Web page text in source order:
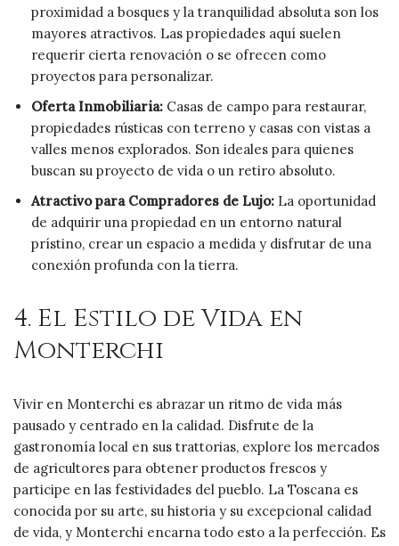
proximidad a bosques y la tranquilidad absoluta son los
mayores atractivos. Las propiedades aquí suelen
requerir cierta renovación o se ofrecen como
proyectos para personalizar.
Oferta Inmobiliaria: Casas de campo para restaurar,
propiedades rústicas con terreno y casas con vistas a
valles menos explorados. Son ideales para quienes
buscan su proyecto de vida o un retiro absoluto.
Atractivo para Compradores de Lujo: La oportunidad
de adquirir una propiedad en un entorno natural
prístino, crear un espacio a medida y disfrutar de una
conexión profunda con la tierra.
4. El Estilo de Vida en
Monterchi
Vivir en Monterchi es abrazar un ritmo de vida más
pausado y centrado en la calidad. Disfrute de la
gastronomía local en sus trattorias, explore los mercados
de agricultores para obtener productos frescos y
participe en las festividades del pueblo. La Toscana es
conocida por su arte, su historia y su excepcional calidad
de vida, y Monterchi encarna todo esto a la perfección. Es